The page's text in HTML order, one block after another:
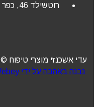
רוטשילד 46, כפר סבא
עדי אשכנזי מוצרי טיפוח ©2025 כל הזכויות שמורות
נבנה באהבה על ידי Omri Salhov & Webey